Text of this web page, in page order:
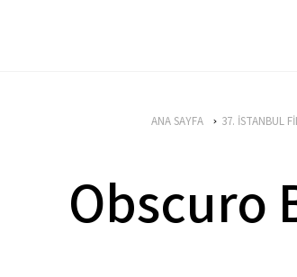
ANA SAYFA 37. İSTANBUL
Obscuro